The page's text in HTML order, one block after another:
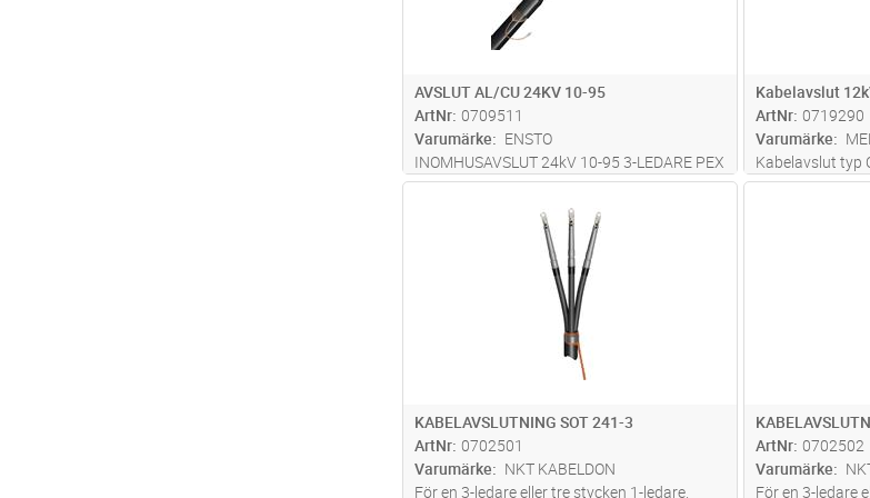
AVSLUT AL/CU 24KV 10-95
ArtNr 0709511
Varumärke
ENSTO
INOMHUSAVSLUT 24kV 10-95 3-LEDARE PEX
KABEL MED AL/CU SKÄRM VARMKRYMP
INKLUSIVE KABELSKOR
Kabelavslut
ArtNr 0719290
Varumärke
Kabelavslut typ
och övriga
Lägg i kundvagn
KABELAVSLUTNING SOT 241-3
ArtNr 0702501
Varumärke
NKT KABELDON
För en 3-ledare eller tre stycken 1-ledare.
ArtNr 0702502
Varumärke
För en 3-ledare